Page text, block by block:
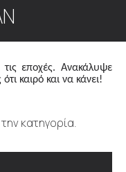
εποχές. Ανακάλυψε
καιρό και να κάνει!
κατηγορία.